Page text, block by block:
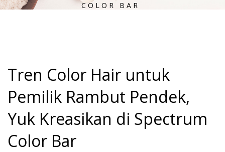
COLOR BAR
Tren Color Hair untuk
Pemilik Rambut Pendek,
Yuk Kreasikan di Spectrum
Color Bar